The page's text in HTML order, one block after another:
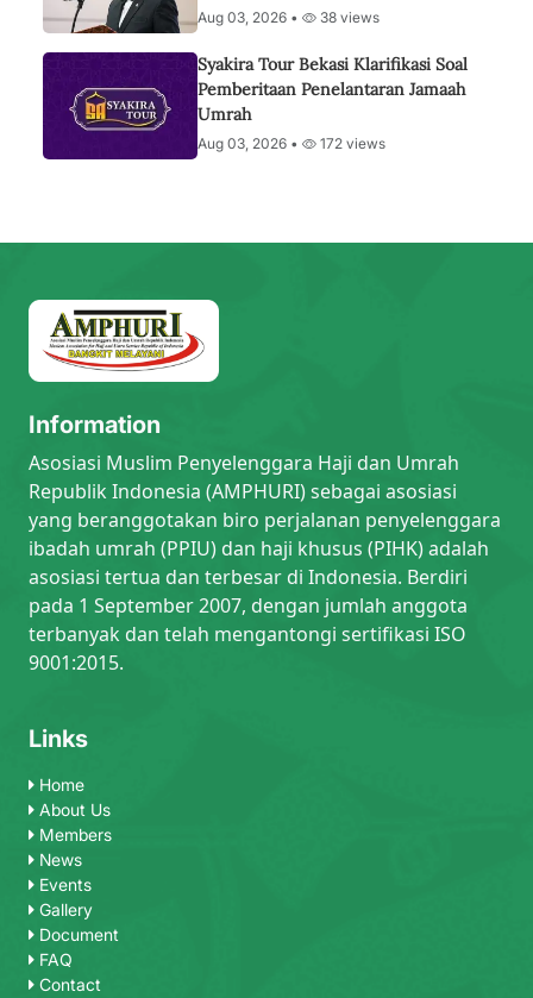
Aug 03, 2026 • 38 views
Syakira Tour Bekasi Klarifikasi Soal
Pemberitaan Penelantaran Jamaah
Umrah
Aug 03, 2026 • 172 views
Information
Asosiasi Muslim Penyelenggara Haji dan Umrah
Republik Indonesia (AMPHURI) sebagai asosiasi
yang beranggotakan biro perjalanan penyelenggara
ibadah umrah (PPIU) dan haji khusus (PIHK) adalah
asosiasi tertua dan terbesar di Indonesia. Berdiri
pada 1 September 2007, dengan jumlah anggota
terbanyak dan telah mengantongi sertifikasi ISO
9001:2015.
Links
Home
About Us
Members
News
Events
Gallery
Document
FAQ
Contact